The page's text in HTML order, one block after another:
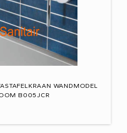
WANDMODEL
B005JCR